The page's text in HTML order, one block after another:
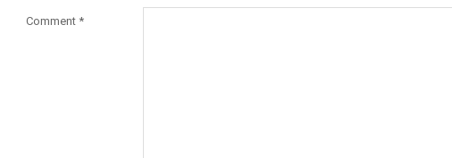
Comment *